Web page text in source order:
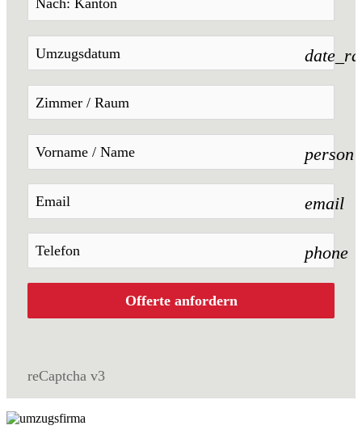
person
email
phone
Offerte anfordern
reCaptcha v3